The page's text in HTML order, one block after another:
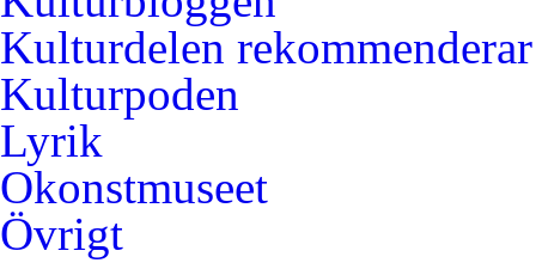
Kulturdelen rekommenderar
Kulturpoden
Lyrik
Okonstmuseet
Övrigt